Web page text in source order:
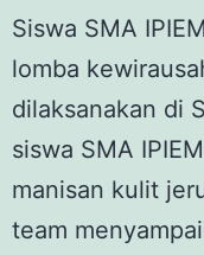
Siswa SMA
lomba
dilaksanakan di
siswa SMA
manisan kulit
team